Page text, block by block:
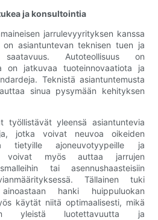
ja konsultointia
jarrulevyyrityksen kanssa
asiantuntevan teknisen tuen ja
saatavuus. Autoteollisuus on
on jatkuvaa tuoteinnovaatiota ja
Teknistä asiantuntemusta
sinua pysymään kehityksen
työllistävät yleensä asiantuntevia
jotka voivat neuvoa oikeiden
tietyille ajoneuvotyypeille ja
voivat myös auttaa jarrujen
tai asennushaasteisiin
Tällainen tuki
​​hanki huippuluokan
käytät niitä optimaalisesti, mikä
yleistä luotettavuutta ja